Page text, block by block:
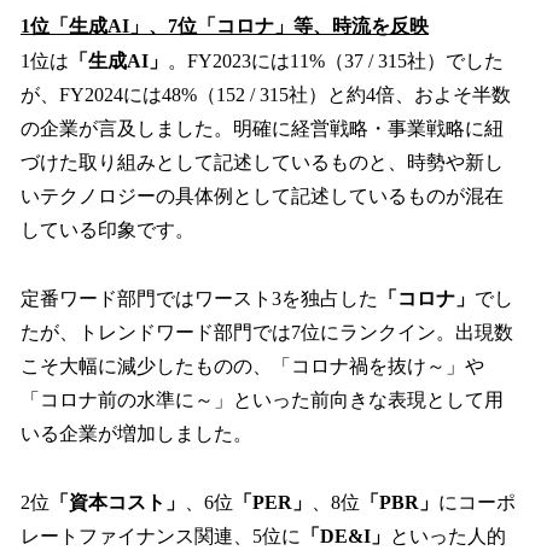
1位「生成AI」、7位「コロナ」等、時流を反映
1位は 「生成AI」 。FY2023には11%（37 / 315社）でした
が、FY2024には48%（152 / 315社）と約4倍、およそ半数
の企業が言及しました。明確に経営戦略・事業戦略に紐
づけた取り組みとして記述しているものと、時勢や新し
いテクノロジーの具体例として記述しているものが混在
している印象です。
定番ワード部門ではワースト3を独占した 「コロナ」 でし
たが、トレンドワード部門では7位にランクイン。出現数
こそ大幅に減少したものの、「コロナ禍を抜け～」や
「コロナ前の水準に～」といった前向きな表現として用
いる企業が増加しました。
2位 「資本コスト」 、6位 「PER」 、8位 「PBR」 にコーポ
レートファイナンス関連、5位に
「DE&I」 といった人的